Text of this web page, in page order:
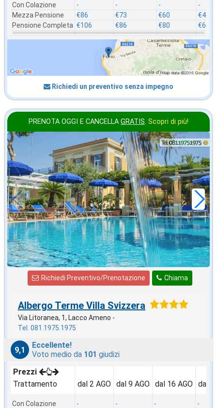
Con Colazione
Mezza Pensione
Pensione Completa
-
€86
€106
-
€73
€86
-
€60
€80
-
€46
€60
Richiedi un preventivo senza impegno
PRENOTA OGGI E CANCELLA GRATIS. Scopri di più!
in offerta da
€71,29
a notte
Chiama
Richiedi Preventivo/Prenotazione
Albergo Terme Villa Svizzera
Via Litoranea, 1, Lacco Ameno -
Tel. 081.1975.1975
9,1
Eccellente!
Voto medio da 101 giudizi
Prezzi
Trattamento
Con Colazione
dal 2 AGO
-
dal 9 AGO
-
dal 16 AGO
-
dal
-